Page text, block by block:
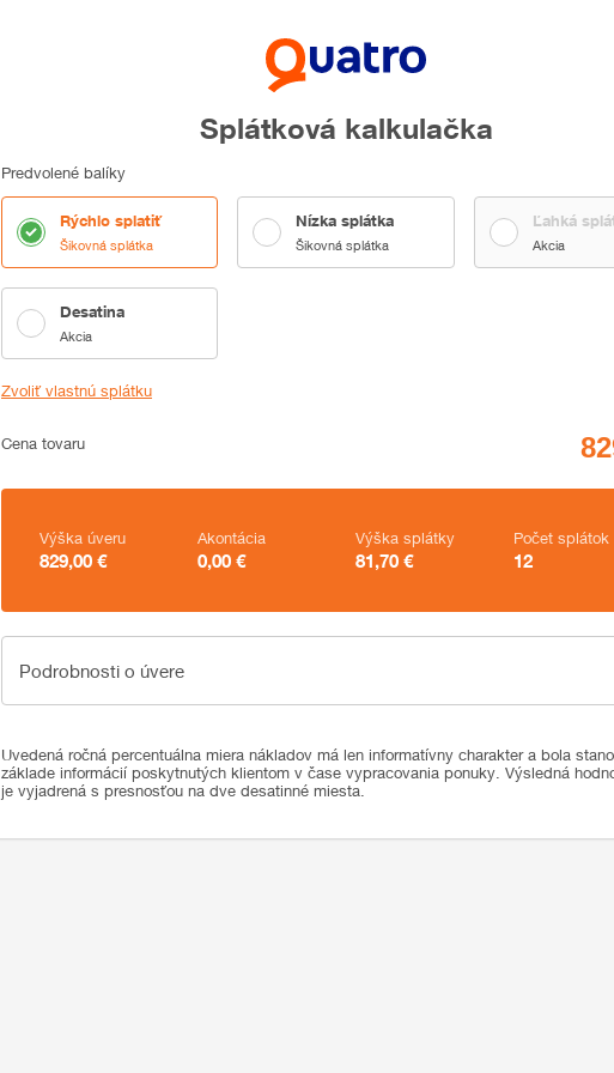
Splátková kalkulačka
Predvolené balíky
Rýchlo splatiť
Šikovná splátka
Nízka splátka
Šikovná splátka
Ľahká
Akcia
Desatina
Akcia
Zvoliť vlastnú splátku
Cena
Cena tovaru
Zhrnutie
Výška úveru
829,00 €
Akontácia
0,00 €
Výška splátky
81,70 €
Počet splátok
12
Podrobnosti o úvere
Podrobnosti o úvere
Uvedená ročná percentuálna miera nákladov má len informatívny charakter a bola
základe informácií poskytnutých klientom v čase vypracovania ponuky. Výsledná
je vyjadrená s presnosťou na dve desatinné miesta.